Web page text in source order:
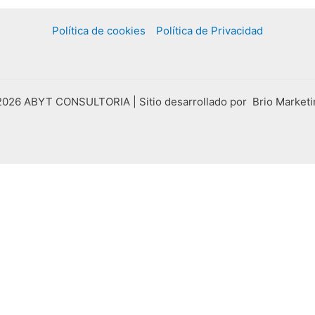
Política de cookies Política de Privacidad
ABYT CONSULTORIA | Sitio desarrollado por Brio